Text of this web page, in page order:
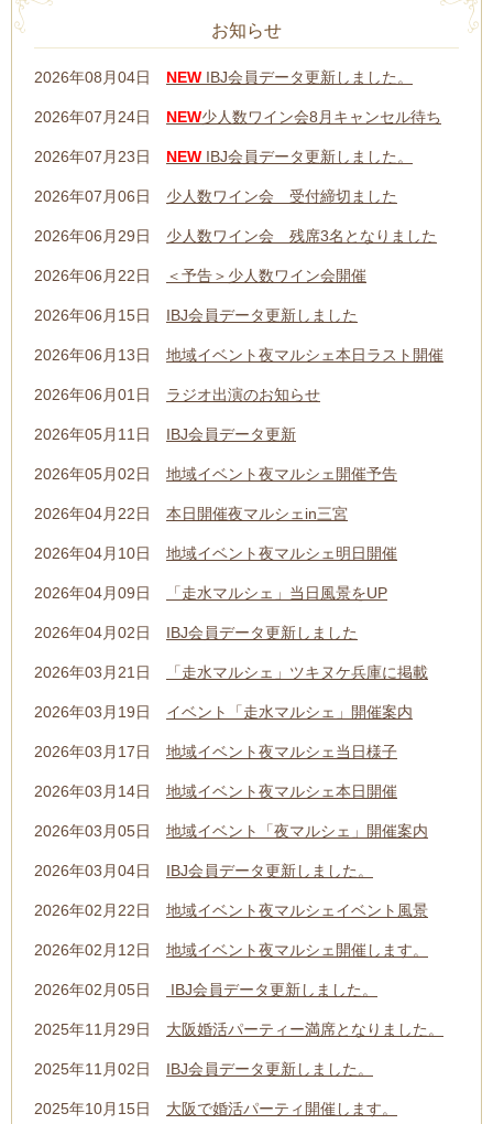
お知らせ
2026年08月04日 NEW IBJ会員データ更新しました。
2026年07月24日 NEW少人数ワイン会8月キャンセル待ち
2026年07月23日 NEW IBJ会員データ更新しました。
2026年07月06日 少人数ワイン会 受付締切ました
2026年06月29日 少人数ワイン会 残席3名となりました
2026年06月22日 ＜予告＞少人数ワイン会開催
2026年06月15日 IBJ会員データ更新しました
2026年06月13日 地域イベント夜マルシェ本日ラスト開催
2026年06月01日 ラジオ出演のお知らせ
2026年05月11日 IBJ会員データ更新
2026年05月02日 地域イベント夜マルシェ開催予告
2026年04月22日 本日開催夜マルシェin三宮
2026年04月10日 地域イベント夜マルシェ明日開催
2026年04月09日 「走水マルシェ」当日風景をUP
2026年04月02日 IBJ会員データ更新しました
2026年03月21日 「走水マルシェ」ツキヌケ兵庫に掲載
2026年03月19日 イベント「走水マルシェ」開催案内
2026年03月17日 地域イベント夜マルシェ当日様子
2026年03月14日 地域イベント夜マルシェ本日開催
2026年03月05日 地域イベント「夜マルシェ」開催案内
2026年03月04日 IBJ会員データ更新しました。
2026年02月22日 地域イベント夜マルシェイベント風景
2026年02月12日 地域イベント夜マルシェ開催します。
2026年02月05日 IBJ会員データ更新しました。
2025年11月29日 大阪婚活パーティー満席となりました。
2025年11月02日 IBJ会員データ更新しました。
2025年10月15日 大阪で婚活パーティ開催します。